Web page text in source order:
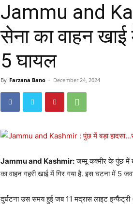
Jammu and
सेना का वाहन
5 घायल
By Farzana Bano - December 24, 2024
Jammu and Kashmir:जम्मू कश्मीर के पुंछ में
का वाहन गहरी खाई में गिर गया है. इस घटना में 5
दुर्घटना उस समय हुई जब 11 मद्रास लाइट इन्फैंट्री